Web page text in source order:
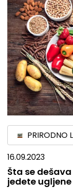
PRIRODNO
16.09.2023
Šta se
jedete